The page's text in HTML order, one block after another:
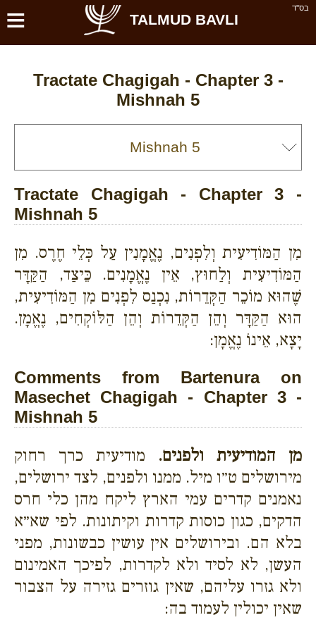
בס''ד ≡ TALMUD BAVLI
Tractate Chagigah - Chapter 3 -
Mishnah 5
Tractate Chagigah - Chapter 3 -
Mishnah 5
מִן הַמּוֹדִיעִית וְלִפְנִים, נֶאֱמָנִין עַל כְּלֵי חֶרֶס. מִן
הַמּוֹדִיעִית וְלַחוּץ, אֵין נֶאֱמָנִים. כֵּיצַד, הַקַּדָּר
שֶׁהוּא מוֹכֵר הַקְּדֵרוֹת, נִכְנַס לִפְנִים מִן הַמּוֹדִיעִית,
הוּא הַקַּדָּר וְהֵן הַקְּדֵרוֹת וְהֵן הַלּוֹקְחִים, נֶאֱמָן.
יָצָא, אֵינוֹ נֶאֱמָן:
Comments from Bartenura on
Masechet Chagigah - Chapter 3 -
Mishnah 5
מן המודיעית ולפנים. מודיעית כרך רחוק
מירושלים ט״ו מיל. ממנו ולפנים, לצד ירושלים,
נאמנים קדרים עמי הארץ ליקח מהן כלי חרס
הדקים, כגון כוסות קדרות וקיתונות. לפי שא״א
בלא הם. ובירושלים אין עושין כבשונות, מפני
העשן, לא לסיד ולא לקדרות, לפיכך האמינום
ולא גזרו עליהם, שאין גוזרים גזירה על הצבור
שאין יכולין לעמוד בה: